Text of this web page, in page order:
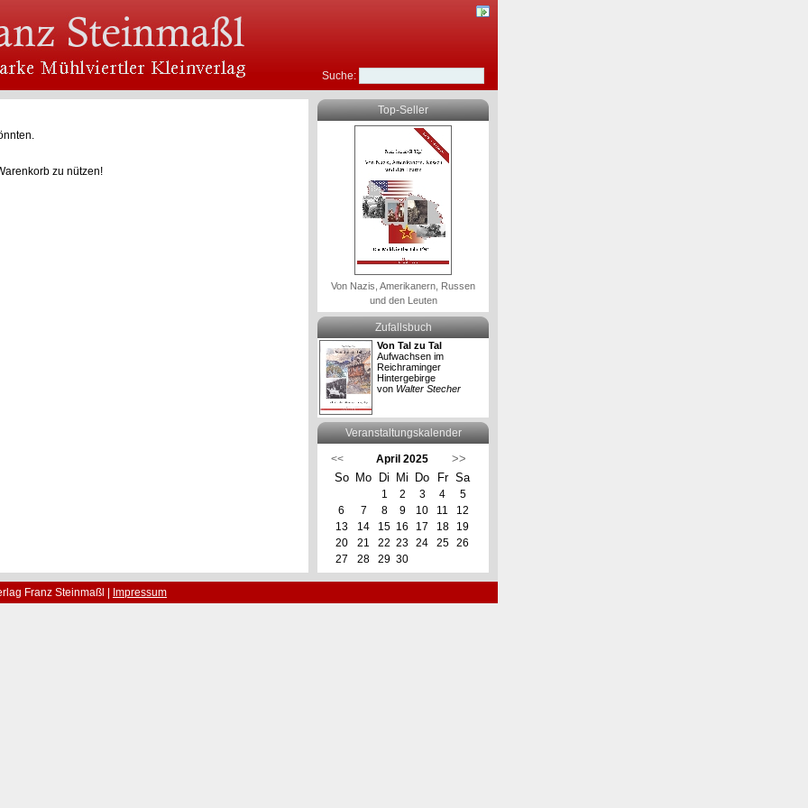
Suche:
Top-Seller
Von Nazis, Amerikanern, Russen
und den Leuten
Zufallsbuch
Von Tal zu Tal
Aufwachsen im
Reichraminger
Hintergebirge
von Walter Stecher
Veranstaltungskalender
<< April 2025
>>
So
Mo Di Mi Do Fr Sa
1 2 3 4
5
6
7 8 9 10 11
12
13
14 15 16 17 18
19
20
21 22 23 24 25
26
27
28 29 30
zu nützen!
Franz Steinmaßl | Impressum